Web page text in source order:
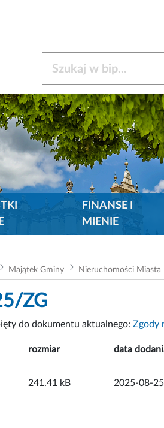
FINANSE I
MIENIE
Majątek Gminy Nieruchomości Miasta
ZG
do dokumentu aktualnego: Zgody
rozmiar data
241.41 kB 2025-08-